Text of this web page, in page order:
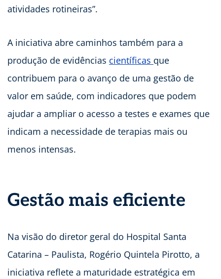
atividades rotineiras”.
A iniciativa abre caminhos também para a
produção de evidências científicas que
contribuem para o avanço de uma gestão de
valor em saúde, com indicadores que podem
ajudar a ampliar o acesso a testes e exames que
indicam a necessidade de terapias mais ou
menos intensas.
Gestão mais eficiente
Na visão do diretor geral do Hospital Santa
Catarina – Paulista, Rogério Quintela Pirotto, a
iniciativa reflete a maturidade estratégica em